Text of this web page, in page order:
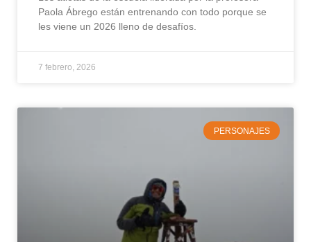
Paola Ábrego están entrenando con todo porque se
les viene un 2026 lleno de desafíos.
7 febrero, 2026
PERSONAJES